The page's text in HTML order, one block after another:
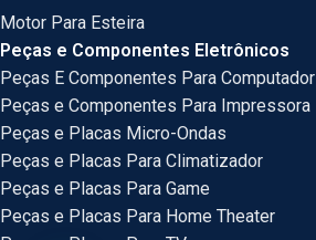
Motor Para Esteira
Peças e Componentes Eletrônicos
Peças E Componentes Para Computador
Peças e Componentes Para Impressora
Peças e Placas Micro-Ondas
Peças e Placas Para Climatizador
Peças e Placas Para Game
Peças e Placas Para Home Theater